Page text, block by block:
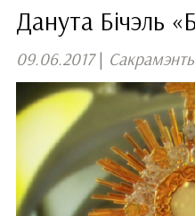
Данута Бічэль
09.06.2017|